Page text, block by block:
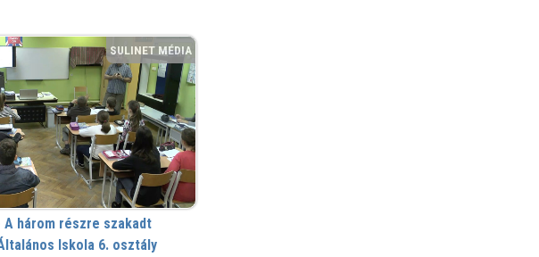
SULINET MÉDIA
TÁR
három részre szakadt
Iskola 6. osztály